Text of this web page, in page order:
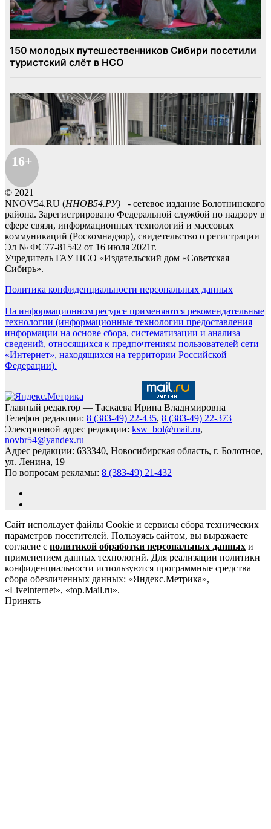
16+
© 2021
NNOV54.RU (ННОВ54.РУ) - сетевое издание Болотнинского
района. Зарегистрировано Федеральной службой по надзору в
сфере связи, информационных технологий и массовых
коммуникаций (Роскомнадзор), свидетельство о регистрации
Эл № ФС77-81542 от 16 июля 2021г.
Учредитель ГАУ НСО «Издательский дом «Советская
Сибирь».
Политика конфиденциальности персональных данных
На информационном ресурсе применяются рекомендательные
технологии (информационные технологии предоставления
информации на основе сбора, систематизации и анализа
сведений, относящихся к предпочтениям пользователей сети
«Интернет», находящихся на территории Российской
Федерации).
Главный редактор — Таскаева Ирина Владимировна
Телефон редакции: 8 (383-49) 22-435, 8 (383-49) 22-373
Электронной адрес редакции: ksw_bol@mail.ru,
novbr54@yandex.ru
Адрес редакции: 633340, Новосибирская область, г. Болотное,
ул. Ленина, 19
По вопросам рекламы: 8 (383-49) 21-432
Сайт использует файлы Cookie и сервисы сбора технических
параметров посетителей. Пользуясь сайтом, вы выражаете
согласие с политикой обработки персональных данных и
применением данных технологий. Для реализации политики
конфиденциальности используются программные средства
сбора обезличенных данных: «Яндекс.Метрика»,
«Liveinternet», «top.Mail.ru».
Принять